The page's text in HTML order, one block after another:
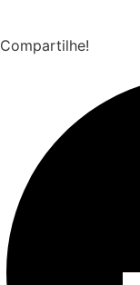
Compartilhe!